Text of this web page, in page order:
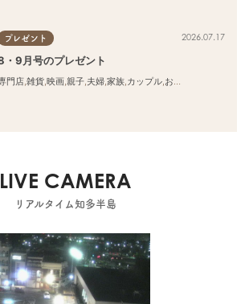
プレゼント 2026.07.17
・9月号のプレゼント
門店 雑貨 映画 親子 夫婦 家族 カップル おひとりさま
LIVE CAMERA
リアルタイム知多半島